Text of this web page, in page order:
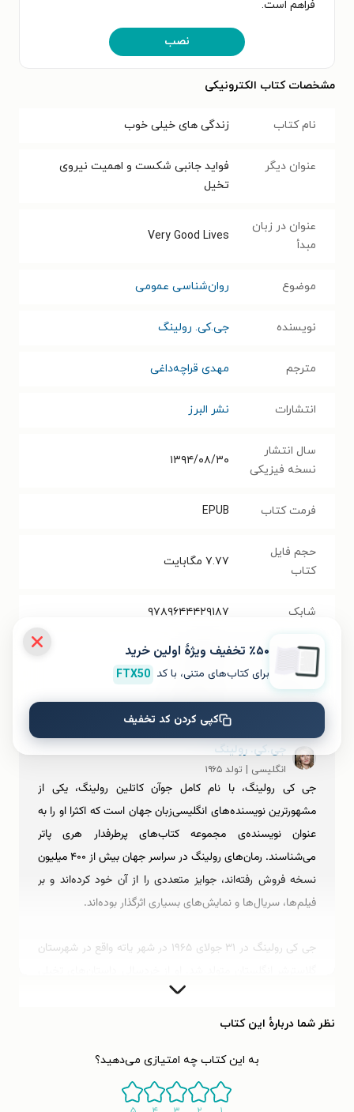
فراهم است.
نصب
مشخصات کتاب الکترونیکی
نام کتاب زندگی های خیلی خوب
عنوان دیگر
فواید جانبی شکست و اهمیت نیروی
تخیل
عنوان در زبان
مبدأ
Very Good Lives
موضوع روان‌شناسی عمومی
نویسنده جی.کی. رولینگ
مترجم مهدی قراچه‌داغی
انتشارات نشر البرز
سال انتشار
نسخه فیزیکی
۱۳۹۴/۰۸/۳۰
فرمت کتاب EPUB
حجم فایل
کتاب
۷.۷۷ مگابایت
شابک ۹۷۸۹۶۴۴۴۲۹۱۸۷
تعداد صفحه‌ها ۸۰ صفحه
جی.کی. رولینگ
انگلیسی | تولد ۱۹۶۵
جی کی رولینگ، با نام کامل جوآن کاتلین رولینگ، یکی از
مشهورترین نویسنده‌های انگلیسی‌زبان جهان است که اکثرا او را به
عنوان نویسنده‌ی مجموعه کتاب‌های پرطرفدار هری پاتر
می‌شناسند. رمان‌های رولینگ در سراسر جهان بیش از ۴۰۰ میلیون
نسخه فروش رفته‌اند، جوایز متعددی را از آن خود کرده‌اند و بر
فیلم‌ها، سریال‌ها و نمایش‌های بسیاری اثرگذار بوده‌اند.
جی‌ کی رولینگ در ۳۱ جولای ۱۹۶۵ در شهر یاته واقع در شهرستان
کوتاه می‌نوشت و به نوشتن علاقه‌ی زیادی داشت. رولینگ پس از
روم را دریافت کرد و سپس در موسسه‌ی عفو بین‌الملل لندن به
عنوان محقق و منشی دوزبانه مشغول به کار شد.
نظر شما دربارهٔ این کتاب
به این کتاب چه امتیازی می‌دهید؟
٪۵۰ تخفیف ویژۀ اولین خرید
برای کتاب‌های متنی، با کد FTX50
کپی کردن کد تخفیف